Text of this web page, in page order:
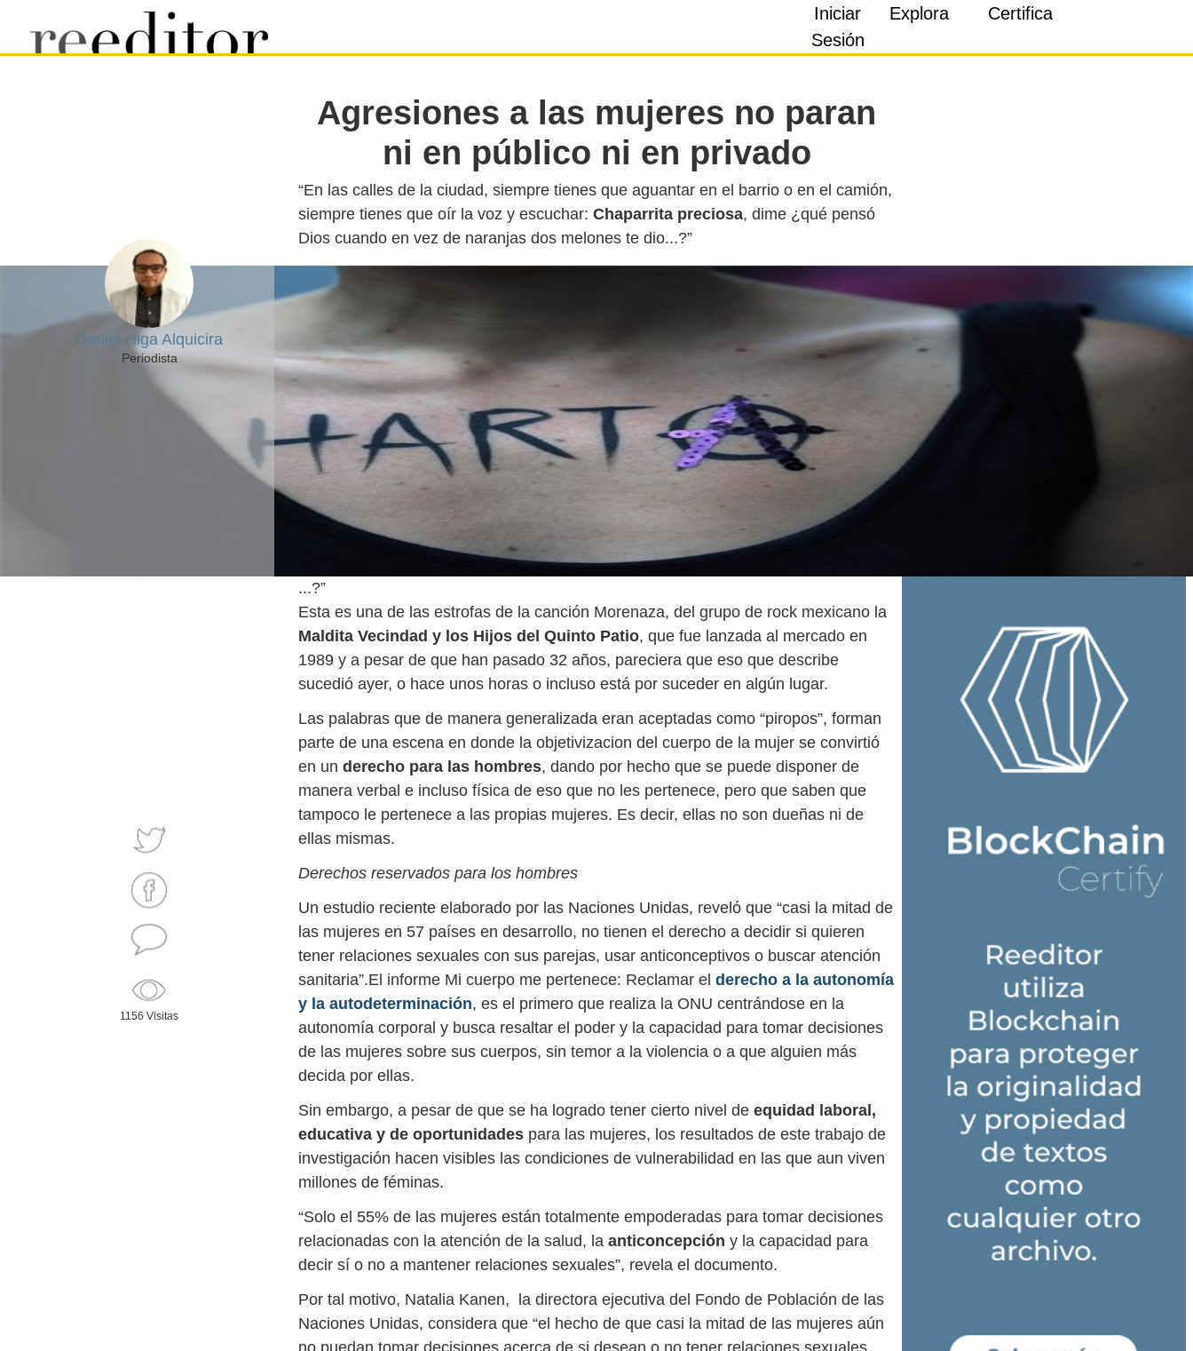
Iniciar
Sesión
Explora Certifica
Daniel Higa Alquicira
Periodista
Agresiones a las mujeres no paran
ni en público ni en privado
“En las calles de la ciudad, siempre tienes que aguantar en el barrio o en el camión,
siempre tienes que oír la voz y escuchar: Chaparrita preciosa, dime ¿qué pensó
1156 Visitas
...?”
Esta es una de las estrofas de la canción Morenaza, del grupo de rock mexicano la
Maldita Vecindad y los Hijos del Quinto Patio, que fue lanzada al mercado en
1989 y a pesar de que han pasado 32 años, pareciera que eso que describe
sucedió ayer, o hace unos horas o incluso está por suceder en algún lugar.
Las palabras que de manera generalizada eran aceptadas como “piropos”, forman
parte de una escena en donde la objetivizacion del cuerpo de la mujer se convirtió
en un derecho para las hombres, dando por hecho que se puede disponer de
manera verbal e incluso física de eso que no les pertenece, pero que saben que
tampoco le pertenece a las propias mujeres. Es decir, ellas no son dueñas ni de
ellas mismas.
Derechos reservados para los hombres
Un estudio reciente elaborado por las Naciones Unidas, reveló que “casi la mitad de
las mujeres en 57 países en desarrollo, no tienen el derecho a decidir si quieren
tener relaciones sexuales con sus parejas, usar anticonceptivos o buscar atención
sanitaria”.El informe Mi cuerpo me pertenece: Reclamar el derecho a la autonomía
y la autodeterminación, es el primero que realiza la ONU centrándose en la
autonomía corporal y busca resaltar el poder y la capacidad para tomar decisiones
de las mujeres sobre sus cuerpos, sin temor a la violencia o a que alguien más
decida por ellas.
Sin embargo, a pesar de que se ha logrado tener cierto nivel de equidad laboral,
educativa y de oportunidades para las mujeres, los resultados de este trabajo de
investigación hacen visibles las condiciones de vulnerabilidad en las que aun viven
millones de féminas.
“Solo el 55% de las mujeres están totalmente empoderadas para tomar decisiones
relacionadas con la atención de la salud, la anticoncepción y la capacidad para
decir sí o no a mantener relaciones sexuales”, revela el documento.
Por tal motivo, Natalia Kanen, la directora ejecutiva del Fondo de Población de las
Naciones Unidas, considera que “el hecho de que casi la mitad de las mujeres aún
no puedan tomar decisiones acerca de si desean o no tener relaciones sexuales,